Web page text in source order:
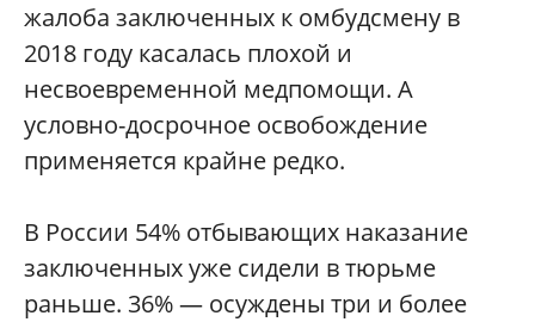
жалоба заключенных к омбудсмену в
2018 году касалась плохой и
несвоевременной медпомощи. А
условно-досрочное освобождение
применяется крайне редко.
В России 54% отбывающих наказание
заключенных уже сидели в тюрьме
раньше. 36% — осуждены три и более